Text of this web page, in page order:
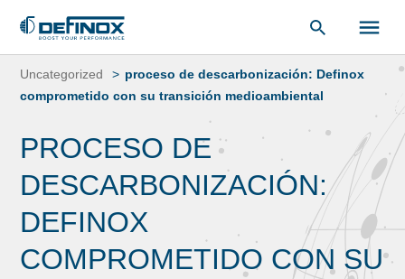
Saltar
Uncategorized
proceso de descarbonización: Definox
comprometido con su transición medioambiental
PROCESO DE
DESCARBONIZACIÓN:
DEFINOX
COMPROMETIDO CON SU